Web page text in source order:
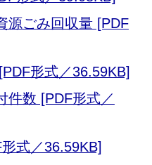
源ごみ回収量 [PDF
形式／36.59KB]
件数 [PDF形式／
式／36.59KB]